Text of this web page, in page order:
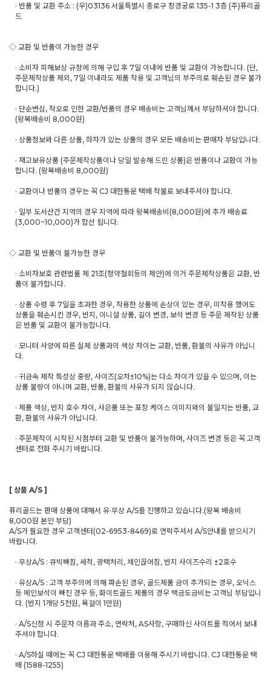
· 반품 및 교환 주소 : (우)03136 서울특별시 종로구 창경궁로 135-1 3층 (주)퓨리골
드
◇ 교환 및 반품이 가능한 경우
· 소비자 피해보상 규정에 의해 구입 후 7일 이내에 반품 및 교환이 가능합니다. (단,
주문제작상품 제외, 7일 이내라도 제품 착용 및 고객님의 부주의로 훼손된 경우 불가
합니다.)
· 단순변심, 착오로 인한 교환/반품의 경우 배송비는 고객님께서 부담하셔야 합니다.
(왕복배송비 8,000원)
· 상품정보와 다른 상품, 하자가 있는 상품의 경우 모든 배송비는 판매자 부담입니다.
· 재고보유상품 (주문제작상품이나 당일 발송해 드린 상품)은 반품이나 교환이 가능
합니다. (왕복배송비 8,000원)
· 교환이나 반품의 경우는 꼭 CJ 대한통운 택배 착불로 보내주셔야 합니다.
· 일부 도서산간 지역의 경우 지역에 따라 왕복배송비(8,000원)에 추가 배송료
(3,000~10,000)가 합산 됩니다.
◇ 교환 및 반품이 불가능한 경우
· 소비자보호 관련법률 제 21조(청약철회등의 제안)에 의거 주문제작상품은 교환, 반
품이 불가합니다.
· 상품 수령 후 7일을 초과한 경우, 착용한 상품에 손상이 있는 경우, 미착용 했어도
상품을 훼손시킨 경우, 반지, 이니셜 상품, 길이 변경, 보석 변경 등 주문 제작된 상품
은 반품 및 교환이 불가능합니다.
· 모니터 사양에 따른 실제 상품과의 색상 차이는 교환, 반품, 환불의 사유가 아닙니
다.
· 귀금속 제작 특성상 중량, 사이즈(오차±10%)는 다소 차이가 있을 수 있으며, 이는
상품 불량이 아니며 교환, 반품, 환불의 사유가 되지 않습니다.
· 제품 색상, 반지 호수 차이, 사은품 또는 포장 케이스 이미지와의 불일치는 반품, 교
환, 환불의 사유가 아닙니다.
· 주문제작이 시작된 시점부터 교환 및 반품이 불가능하며, 사이즈 변경 등은 꼭 고객
센터로 전화 주시기 바랍니다.
[ 상품 A/S ]
퓨리골드는 판매 상품에 대해서 유·무상 A/S를 진행하고 있습니다.(왕복 배송비
8,000원 본인 부담)
A/S가 필요한 경우 고객센터(02-6953-8469)로 연락주셔서 A/S안내를 받으시기
바랍니다.
· 무상A/S : 큐빅빠짐, 세척, 광택처리, 체인끊어짐, 반지 사이즈수리 ±2호수
· 유상A/S : 고객 부주의에 의해 파손된 경우, 골드제품 금이 추가되는 경우, 오닉스
등 메인보석이 빠진 경우 등, 화이트골드 제품의 경우 백금도금비는 고객님 부담입니
다. (반지 1개당 5천원, 목걸이 1만원)
· A/S신청 시 주문자 이름과 주소, 연락처, AS사항, 구매하신 사이트를 적어서 보내
주셔야 합니다.
· A/S하실 때에는 꼭 CJ 대한통운 택배를 이용해 주시기 바랍니다. CJ 대한통운 택
배 (1588-1255)